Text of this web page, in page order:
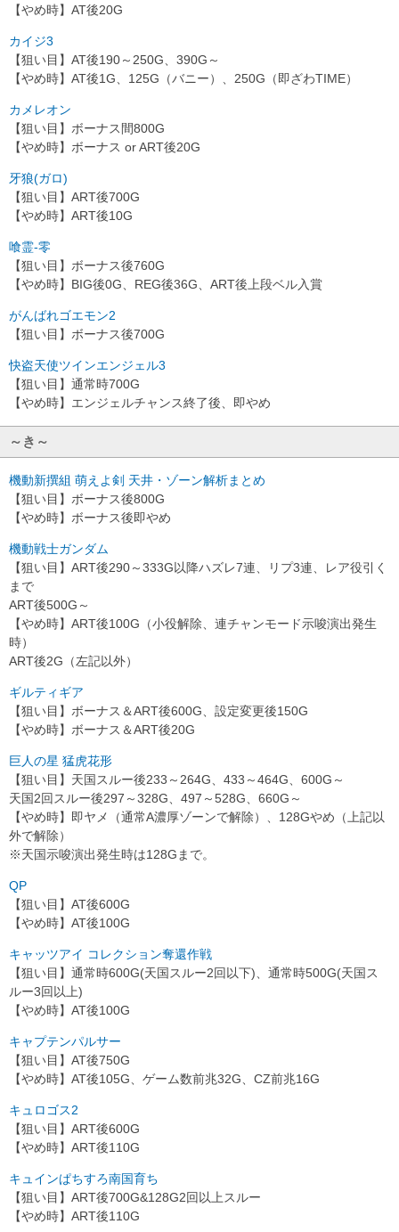
【やめ時】AT後20G
カイジ3
【狙い目】AT後190～250G、390G～
【やめ時】AT後1G、125G（バニー）、250G（即ざわTIME）
カメレオン
【狙い目】ボーナス間800G
【やめ時】ボーナス or ART後20G
牙狼(ガロ)
【狙い目】ART後700G
【やめ時】ART後10G
喰霊-零
【狙い目】ボーナス後760G
【やめ時】BIG後0G、REG後36G、ART後上段ベル入賞
がんばれゴエモン2
【狙い目】ボーナス後700G
快盗天使ツインエンジェル3
【狙い目】通常時700G
【やめ時】エンジェルチャンス終了後、即やめ
～き～
機動新撰組 萌えよ剣 天井・ゾーン解析まとめ
【狙い目】ボーナス後800G
【やめ時】ボーナス後即やめ
機動戦士ガンダム
【狙い目】ART後290～333G以降ハズレ7連、リプ3連、レア役引く
まで
ART後500G～
【やめ時】ART後100G（小役解除、連チャンモード示唆演出発生
時）
ART後2G（左記以外）
ギルティギア
【狙い目】ボーナス＆ART後600G、設定変更後150G
【やめ時】ボーナス＆ART後20G
巨人の星 猛虎花形
【狙い目】天国スルー後233～264G、433～464G、600G～
天国2回スルー後297～328G、497～528G、660G～
【やめ時】即ヤメ（通常A濃厚ゾーンで解除）、128Gやめ（上記以
外で解除）
※天国示唆演出発生時は128Gまで。
QP
【狙い目】AT後600G
【やめ時】AT後100G
キャッツアイ コレクション奪還作戦
【狙い目】通常時600G(天国スルー2回以下)、通常時500G(天国ス
ルー3回以上)
【やめ時】AT後100G
キャプテンパルサー
【狙い目】AT後750G
【やめ時】AT後105G、ゲーム数前兆32G、CZ前兆16G
キュロゴス2
【狙い目】ART後600G
【やめ時】ART後110G
キュインぱちすろ南国育ち
【狙い目】ART後700G&128G2回以上スルー
【やめ時】ART後110G